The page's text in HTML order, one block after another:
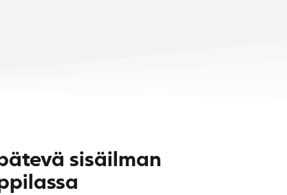
sisäilman